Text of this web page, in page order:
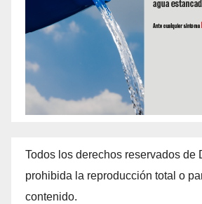
Todos los derechos reservados de
prohibida la reproducción total o
contenido.